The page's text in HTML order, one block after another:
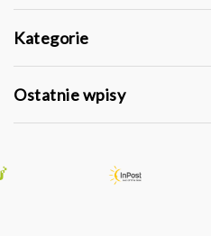
Kategorie
Ostatnie wpisy